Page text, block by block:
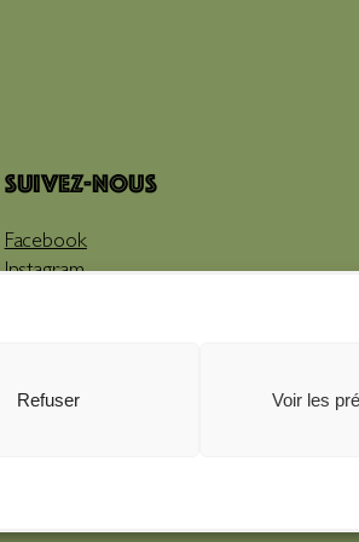
Refuser Voir les
Suivez-nous
Facebook
Instagram